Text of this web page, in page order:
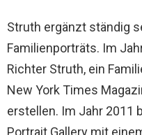
Struth ergänzt ständig
Familienporträts. Im
Richter Struth, ein
New York Times
erstellen. Im Jahr 2011
Portrait Gallery mit